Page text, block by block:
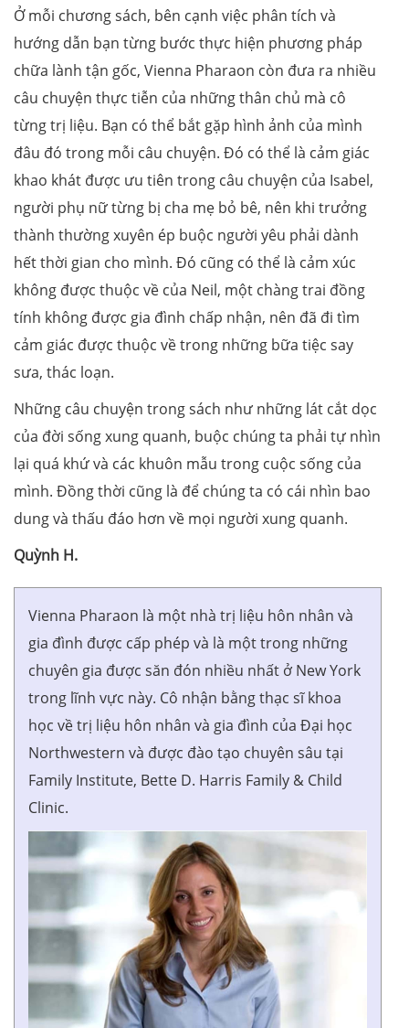
Ở mỗi chương sách, bên cạnh việc phân tích và
hướng dẫn bạn từng bước thực hiện phương pháp
chữa lành tận gốc, Vienna Pharaon còn đưa ra nhiều
câu chuyện thực tiễn của những thân chủ mà cô
từng trị liệu. Bạn có thể bắt gặp hình ảnh của mình
đâu đó trong mỗi câu chuyện. Đó có thể là cảm giác
khao khát được ưu tiên trong câu chuyện của Isabel,
người phụ nữ từng bị cha mẹ bỏ bê, nên khi trưởng
thành thường xuyên ép buộc người yêu phải dành
hết thời gian cho mình. Đó cũng có thể là cảm xúc
không được thuộc về của Neil, một chàng trai đồng
tính không được gia đình chấp nhận, nên đã đi tìm
cảm giác được thuộc về trong những bữa tiệc say
sưa, thác loạn.
Những câu chuyện trong sách như những lát cắt dọc
của đời sống xung quanh, buộc chúng ta phải tự nhìn
lại quá khứ và các khuôn mẫu trong cuộc sống của
mình. Đồng thời cũng là để chúng ta có cái nhìn bao
dung và thấu đáo hơn về mọi người xung quanh.
Quỳnh H.
Vienna Pharaon là một nhà trị liệu hôn nhân và
gia đình được cấp phép và là một trong những
chuyên gia được săn đón nhiều nhất ở New York
trong lĩnh vực này. Cô nhận bằng thạc sĩ khoa
học về trị liệu hôn nhân và gia đình của Đại học
Northwestern và được đào tạo chuyên sâu tại
Family Institute, Bette D. Harris Family & Child
Clinic.